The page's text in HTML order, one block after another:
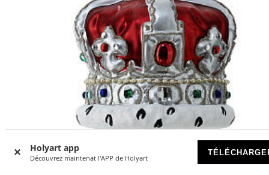
Holyart app
Découvrez maintenat l'APP de Holyart